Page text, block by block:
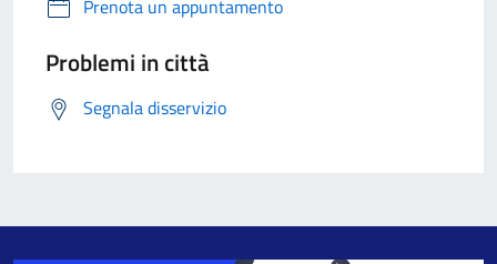
Prenota un appuntamento
Problemi in città
Segnala disservizio